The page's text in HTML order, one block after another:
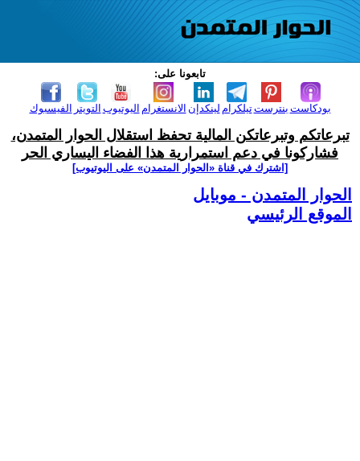
تابعونا على:
الفيسبوك التويتر اليوتيوب الانستغرام لينكدإن تيلكرامبنترست بودكاست
تبرعاتكم وتبرعاتكن المالية تحفظ استقلال الحوار المتمدن،
فشاركونا في دعم استمرارية هذا الفضاء اليساري الحر
[اشترك في قناة ‫«الحوار المتمدن» على اليوتيوب]
الحوار المتمدن - موبايل
الموقع الرئيسي